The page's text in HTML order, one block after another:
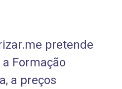
pretende
Formação
a preços